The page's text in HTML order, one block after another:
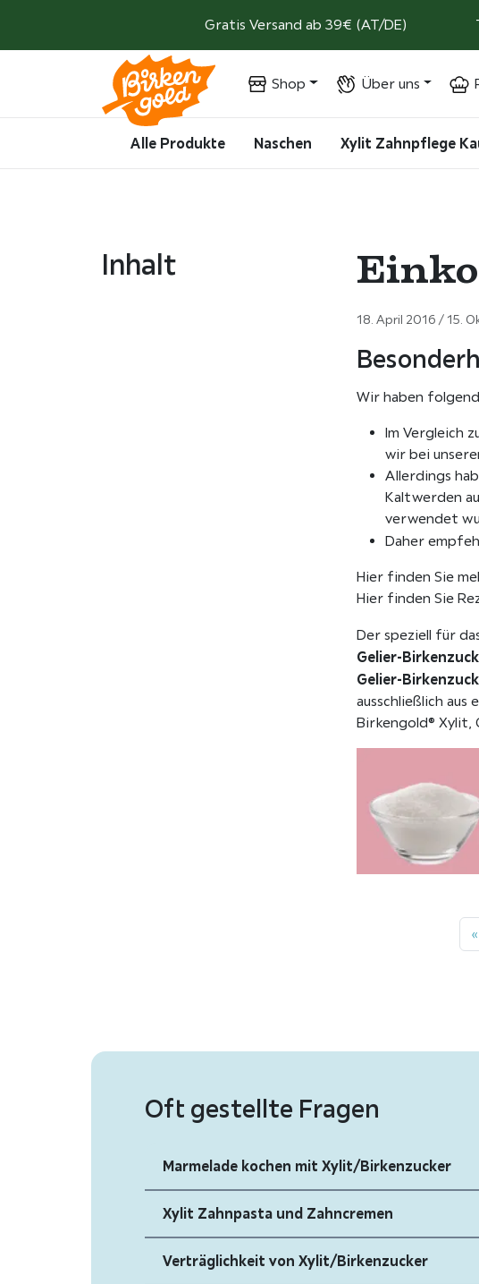
Gratis Versand ab 39€ (AT/DE)
Shop Über uns
Alle Produkte Naschen Xylit Zahnpflege
18. April 2016 / 15.
Wir haben
Im Vergleich
wir bei
Allerdings
Kaltwerden
verwendet
Daher
Hier finden Sie
Hier finden Sie
Der speziell für
Gelier-
Gelier-
ausschließlich aus
Birkengold® Xylit,
Inhalt
Oft gestellte Fragen
Marmelade kochen mit Xylit/Birkenzucker
Xylit Zahnpasta und Zahncremen
Verträglichkeit von Xylit/Birkenzucker